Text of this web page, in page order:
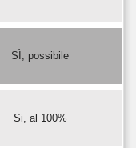
SÌ, possibile
Si, al 100%